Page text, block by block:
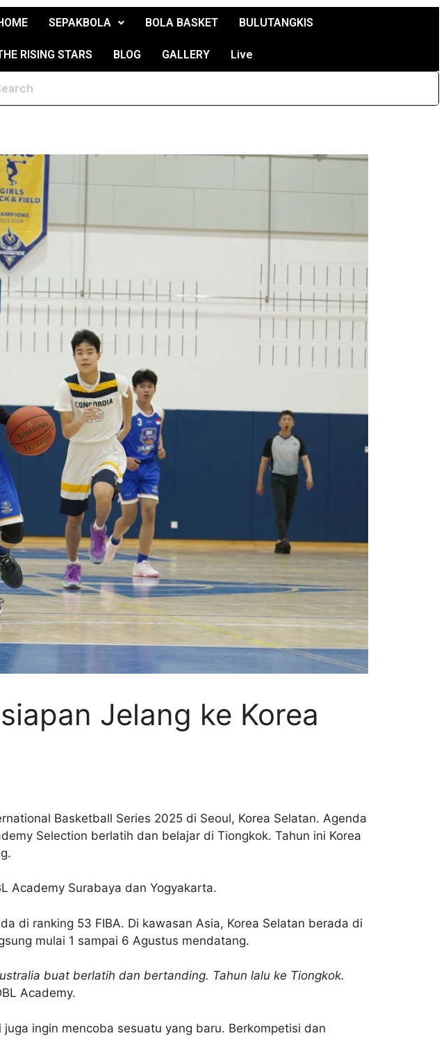
SEPAKBOLA BOLA BASKET BULUTANGKIS
RISING STARS BLOG GALLERY Live
Jelang ke Korea
Basketball Series 2025 di Seoul, Korea Selatan. Agenda
Selection berlatih dan belajar di Tiongkok. Tahun ini Korea
Academy Surabaya dan Yogyakarta.
di ranking 53 FIBA. Di kawasan Asia, Korea Selatan berada di
mulai 1 sampai 6 Agustus mendatang.
buat berlatih dan bertanding. Tahun lalu ke Tiongkok.
Academy.
ingin mencoba sesuatu yang baru. Berkompetisi dan